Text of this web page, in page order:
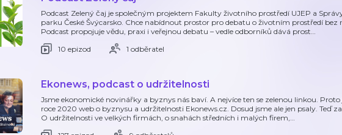
Podcast Zelený čaj je společným projektem Fakulty životního prostředí UJEP a
parku České Švýcarsko. Chce nabídnout prostor pro debatu o životním prostředí bez
Podcast propojuje vědu, praxi i veřejnou debatu – vedle odborníků dává prost…
10 epizod
1 odběratel
Ekonews, podcast o udržitelnosti
Jsme ekonomické novinářky a byznys nás baví. A nejvíce ten se zelenou linkou.
roce 2020 web o byznysu a udržitelnosti Ekonews.cz. Dosud jsme ale jen psaly. Teď
O udržitelnosti ve velkých firmách, o snahách středních i malých firem,…